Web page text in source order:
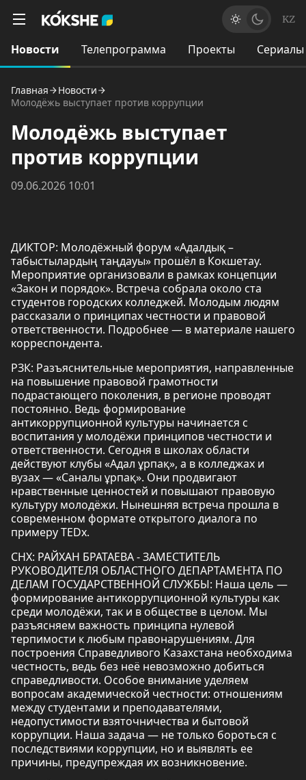
KZ
Новости Телепрограмма Проекты Сериалы
Главная
Новости
Молодёжь выступает против коррупции
Молодёжь выступает
против коррупции
09.06.2026 10:01
ДИКТОР: Молодёжный форум «Адалдық –
табыстылардың таңдауы» прошёл в Кокшетау.
Мероприятие организовали в рамках концепции
«Закон и порядок». Встреча собрала около ста
студентов городских колледжей. Молодым людям
рассказали о принципах честности и правовой
ответственности. Подробнее — в материале нашего
корреспондента.
РЗК: Разъяснительные мероприятия, направленные
на повышение правовой грамотности
подрастающего поколения, в регионе проводят
постоянно. Ведь формирование
антикоррупционной культуры начинается с
воспитания у молодёжи принципов честности и
ответственности. Сегодня в школах области
действуют клубы «Адал ұрпақ», а в колледжах и
вузах — «Саналы ұрпақ». Они продвигают
нравственные ценностей и повышают правовую
культуру молодёжи. Нынешняя встреча прошла в
современном формате открытого диалога по
примеру TEDx.
СНХ: РАЙХАН БРАТАЕВА - ЗАМЕСТИТЕЛЬ
РУКОВОДИТЕЛЯ ОБЛАСТНОГО ДЕПАРТАМЕНТА ПО
ДЕЛАМ ГОСУДАРСТВЕННОЙ СЛУЖБЫ: Наша цель —
формирование антикоррупционной культуры как
среди молодёжи, так и в обществе в целом. Мы
разъясняем важность принципа нулевой
терпимости к любым правонарушениям. Для
построения Справедливого Казахстана необходима
честность, ведь без неё невозможно добиться
справедливости. Особое внимание уделяем
вопросам академической честности: отношениям
между студентами и преподавателями,
недопустимости взяточничества и бытовой
коррупции. Наша задача — не только бороться с
последствиями коррупции, но и выявлять ее
причины, предупреждая их возникновение.